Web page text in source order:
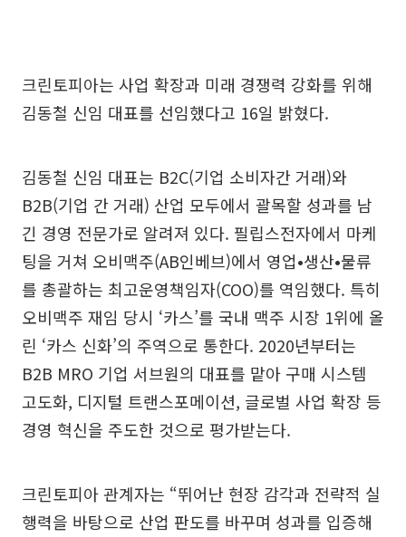
크린토피아는 사업 확장과 미래 경쟁력 강화를 위해
김동철 신임 대표를 선임했다고 16일 밝혔다.
김동철 신임 대표는 B2C(기업 소비자간 거래)와
B2B(기업 간 거래) 산업 모두에서 괄목할 성과를 남
긴 경영 전문가로 알려져 있다. 필립스전자에서 마케
팅을 거쳐 오비맥주(AB인베브)에서 영업•생산•물류
를 총괄하는 최고운영책임자(COO)를 역임했다. 특히
오비맥주 재임 당시 ‘카스’를 국내 맥주 시장 1위에 올
린 ‘카스 신화’의 주역으로 통한다. 2020년부터는
B2B MRO 기업 서브원의 대표를 맡아 구매 시스템
고도화, 디지털 트랜스포메이션, 글로벌 사업 확장 등
경영 혁신을 주도한 것으로 평가받는다.
크린토피아 관계자는 “뛰어난 현장 감각과 전략적 실
행력을 바탕으로 산업 판도를 바꾸며 성과를 입증해